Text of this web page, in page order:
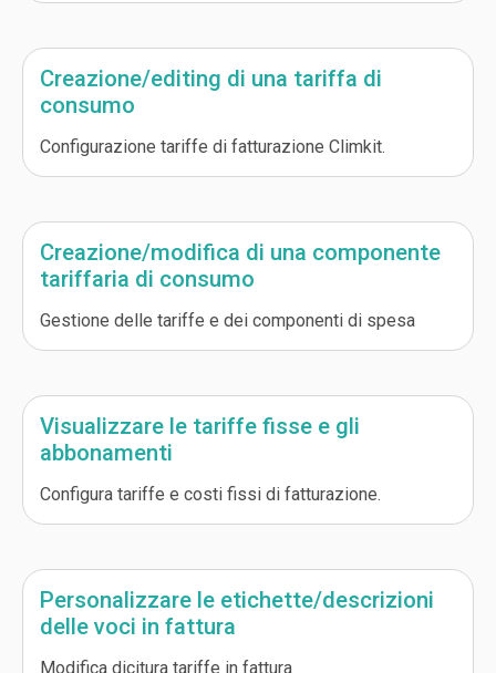
Creazione/editing di una tariffa di
consumo
Configurazione tariffe di fatturazione Climkit.
Creazione/modifica di una componente
tariffaria di consumo
Gestione delle tariffe e dei componenti di spesa
Visualizzare le tariffe fisse e gli
abbonamenti
Configura tariffe e costi fissi di fatturazione.
Personalizzare le etichette/descrizioni
delle voci in fattura
Modifica dicitura tariffe in fattura